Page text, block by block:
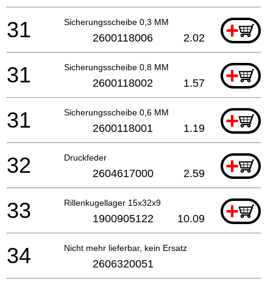
Sicherungsscheibe 0,3 MM +
31 2600118006 2.02
Sicherungsscheibe 0,8 MM +
31 2600118002 1.57
Sicherungsscheibe 0,6 MM +
31 2600118001 1.19
Druckfeder +
32 2604617000 2.59
Rillenkugellager 15x32x9 +
33 1900905122 10.09
Nicht mehr lieferbar, kein Ersatz
34 2606320051